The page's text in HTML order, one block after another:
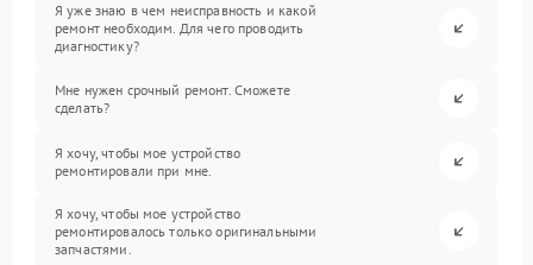
Я уже знаю в чем неисправность и какой
ремонт необходим. Для чего проводить
диагностику?
Мне нужен срочный ремонт. Сможете
сделать?
Я хочу, чтобы мое устройство
ремонтировали при мне.
Я хочу, чтобы мое устройство
ремонтировалось только оригинальными
запчастями.